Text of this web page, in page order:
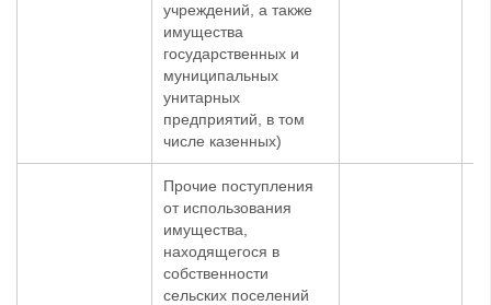
учреждений, а также
имущества
государственных и
муниципальных
унитарных
предприятий, в том
числе казенных)
Прочие поступления
от использования
имущества,
находящегося в
собственности
сельских поселений